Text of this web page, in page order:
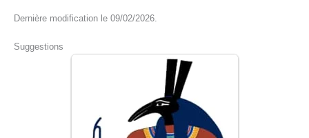
Dernière modification le 09/02/2026.
Suggestions